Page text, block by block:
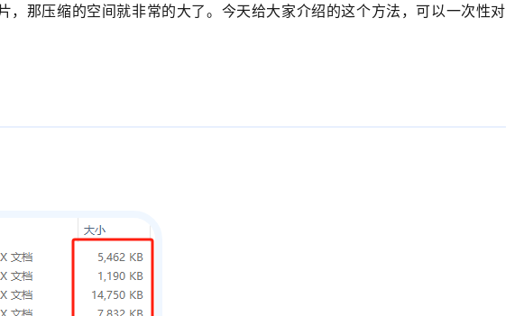
那压缩的空间就非常的大了。今天给大家介绍的这个方法，可以一次性对